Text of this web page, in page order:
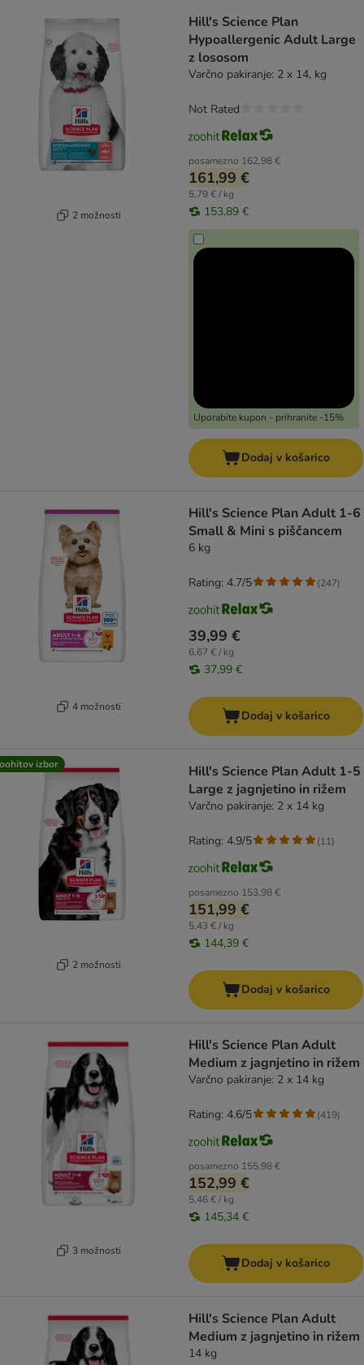
2 možnosti
Hill's Science Plan
Hypoallergenic Adult Large
z lososom
Varčno pakiranje: 2 x 14, kg
posamezno 162,98 €
161,99 €
5,79 € / kg
153,89 €
Uporabite kupon - prihranite -15%
Not Rated
Dodaj v košarico
4 možnosti
Hill's Science Plan Adult 1-6
Small & Mini s piščancem
6 kg
39,99 €
6,67 € / kg
37,99 €
Rating: 4.7/5 (247)
Dodaj v košarico
izbor
2 možnosti
Hill's Science Plan Adult 1-5
Large z jagnjetino in rižem
Varčno pakiranje: 2 x 14 kg
posamezno 153,98 €
151,99 €
5,43 € / kg
144,39 €
Rating: 4.9/5 (11)
Dodaj v košarico
3 možnosti
Hill's Science Plan Adult
Medium z jagnjetino in rižem
Varčno pakiranje: 2 x 14 kg
posamezno 155,98 €
152,99 €
5,46 € / kg
145,34 €
Rating: 4.6/5 (419)
Dodaj v košarico
Hill's Science Plan Adult
Medium z jagnjetino in rižem
14 kg